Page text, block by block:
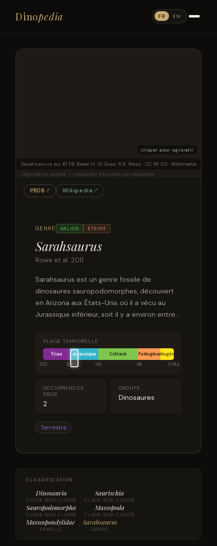
Dinopedia FR EN
GENRE VALIDE ÉTEINT
Sarahsaurus
Rowe et al. 2011
Sarahsaurus est un genre fossile de
dinosaures sauropodomorphes, découvert
en Arizona aux États-Unis où il a vécu au
Jurassique inférieur, soit il y a environ entre
PLAGE TEMPORELLE
Trias Jurassique Crétacé PaléogèneNéogène
252
201 145 66 0 Ma
OCCURRENCES
PBDB
2
GROUPE
Dinosaures
Terrestre
cliquer pour agrandir
Sarahsaurus aurifontanalis, referred skull (MCZ 8893), in (a) lateral, (b) occipital, (c) dorsal and (d) ventral views. an, angular; ar, articular; bo, basioccipital; bs, basisphenoid; ec, ectopterygoid; f, frontal; h, hyoid; j, jugal; l, lacrimal; ls, laterosphenoid; m, maxilla; n, nasal; op, opisthotic-exoccipital; p, parietal; po, postorbital; prf, prefrontal; pm, premaxilla; pt, pterygoid; q, quadrate; qj, quadratojugal; so, supraoccipital; sq, squamosal. Scale bar, 5 cm.© T.B. Rowe; H.-D. Sues; R.R. Reisz · CC BY 3.0 · Wikimedia
Légende en anglais — traduction française non disponible.
PBDB ↗ Wikipedia ↗
CLASSIFICATION
Dinosauria
CLADE NON CLASSÉ › Saurischia
CLADE NON CLASSÉ ›
Sauropodomorpha
CLADE NON CLASSÉ › Massopoda
CLADE NON CLASSÉ ›
Massospondylidae
FAMILLE › Sarahsaurus
GENRE